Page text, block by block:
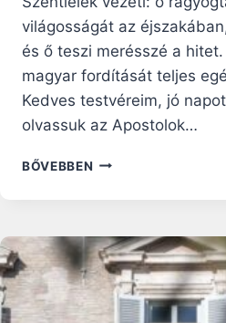
világosságát az
és ő teszi merésszé a
magyar fordítását teljes
Kedves testvéreim, jó
olvassuk az Apostolok…
BŐVEBBEN FERENC
SZENTLÉLEKNEK
KÖSZÖNHETŐEN
LEHULLNAK
SZÍV